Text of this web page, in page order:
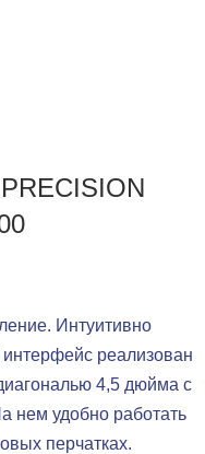
Интуитивно
реализован
4,5 дюйма с
нем удобно работать
перчатках.